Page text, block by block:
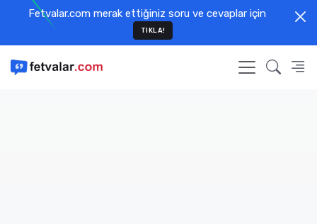
Fetvalar.com merak ettiğiniz soru ve cevaplar için
TIKLA!